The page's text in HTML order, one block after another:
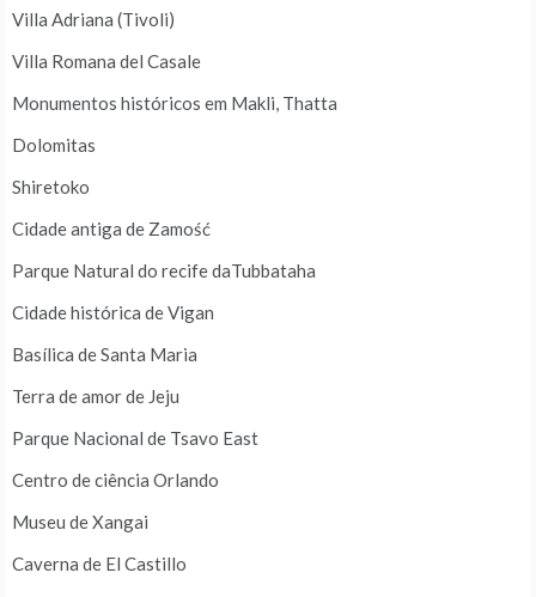
Villa Adriana (Tivoli)
Villa Romana del Casale
Monumentos históricos em Makli, Thatta
Dolomitas
Shiretoko
Cidade antiga de Zamość
Parque Natural do recife daTubbataha
Cidade histórica de Vigan
Basílica de Santa Maria
Terra de amor de Jeju
Parque Nacional de Tsavo East
Centro de ciência Orlando
Museu de Xangai
Caverna de El Castillo